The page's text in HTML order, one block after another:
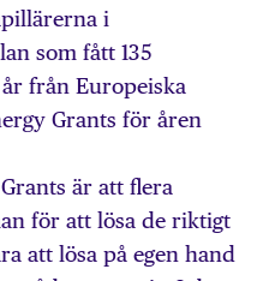
i
som fått 135
från Europeiska
Grants för åren
är att flera
för att lösa de riktigt
att lösa på egen hand